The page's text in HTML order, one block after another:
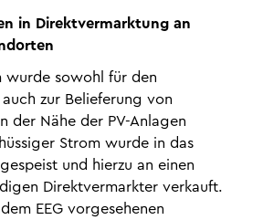
in Direktvermarktung an
wurde sowohl für den
zur Belieferung von
der Nähe der PV-Anlagen
Strom wurde in das
und hierzu an einen
Direktvermarkter verkauft.
EEG vorgesehenen